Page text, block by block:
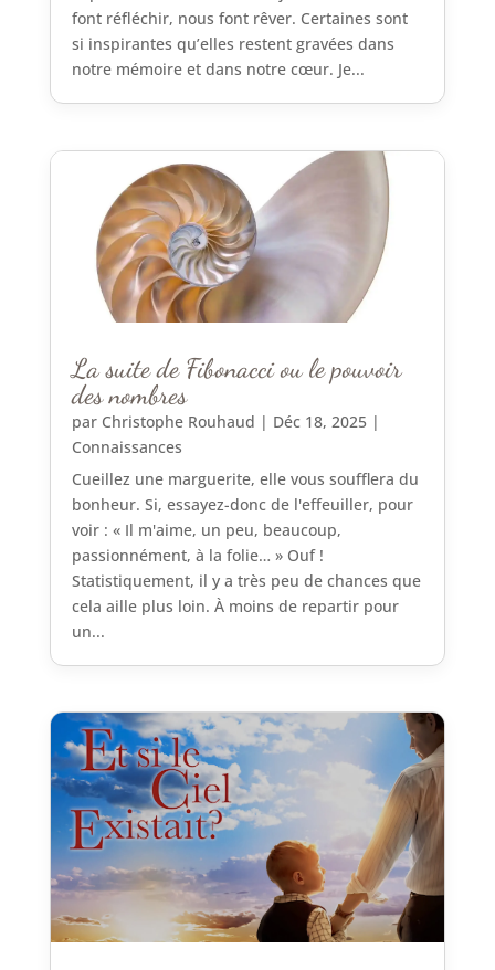
font réfléchir, nous font rêver. Certaines sont
si inspirantes qu’elles restent gravées dans
notre mémoire et dans notre cœur. Je...
La suite de Fibonacci ou le pouvoir
des nombres
par Christophe Rouhaud | Déc 18, 2025|
Connaissances
Cueillez une marguerite, elle vous soufflera du
bonheur. Si, essayez-donc de l'effeuiller, pour
voir : « Il m'aime, un peu, beaucoup,
passionnément, à la folie… » Ouf !
Statistiquement, il y a très peu de chances que
cela aille plus loin. À moins de repartir pour
un...